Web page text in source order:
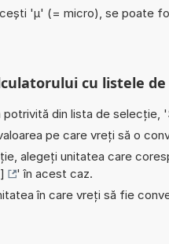
'µ' (= micro), se poate
cu listele de
din lista de selecție, '
pe care vreți să o
alegeți unitatea care
' în acest caz.
în care vreți să fie